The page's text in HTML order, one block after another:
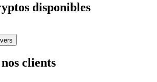
disponibles
clients